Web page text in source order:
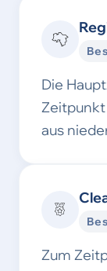
Die
aus
Zum